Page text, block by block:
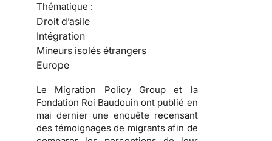
Thématique :
Droit d’asile
Intégration
Mineurs isolés étrangers
Europe
Le Migration Policy Group et la
Fondation Roi Baudouin ont publié en
mai dernier une enquête recensant
des témoignages de migrants afin de